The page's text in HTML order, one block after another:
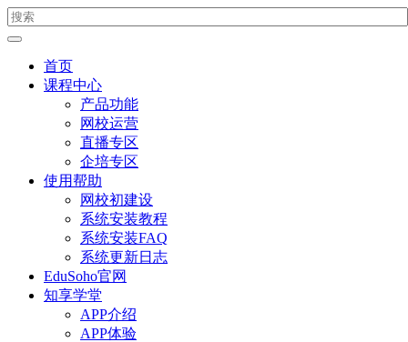
首页
课程中心
产品功能
网校运营
直播专区
企培专区
使用帮助
网校初建设
系统安装教程
系统安装FAQ
系统更新日志
EduSoho官网
知享学堂
APP介绍
APP体验